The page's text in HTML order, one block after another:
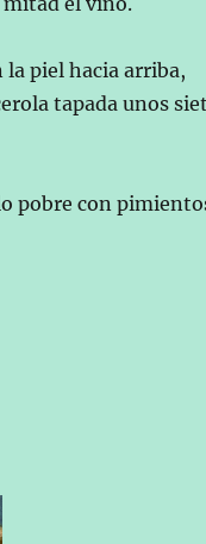
la piel hacia arriba,
tapada unos
pobre con